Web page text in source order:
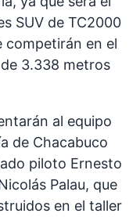
SUV de TC2000
competirán en el
3.338 metros
al equipo
de Chacabuco
piloto Ernesto
Palau, que
en el taller